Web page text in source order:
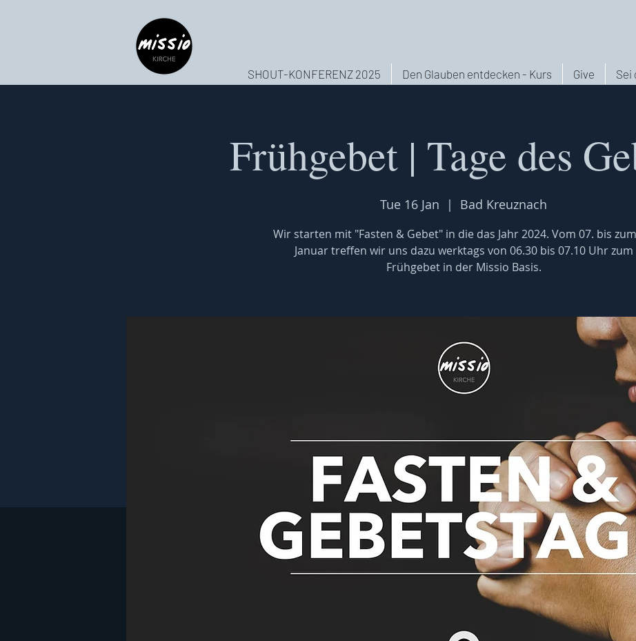
Sei
Give
Den Glauben entdecken - Kurs
SHOUT-KONFERENZ 2025
Frühgebet | Tage des
Tue 16 Jan
  |
Bad Kreuznach
Wir starten mit "Fasten & Gebet" in die das Jahr 2024. Vom 07. bis
Januar treffen wir uns dazu werktags von 06.30 bis 07.10 Uhr zum
Frühgebet in der Missio Basis.